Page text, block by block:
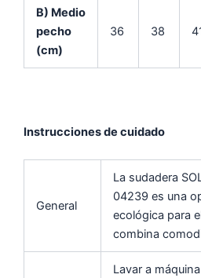
B) Medio
pecho
(cm)
36 38
Instrucciones de cuidado
General
La sudadera
04239 es una
ecológica para
combina
Lavar a